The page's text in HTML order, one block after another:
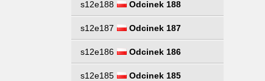
s12e188 Odcinek 188
s12e187 Odcinek 187
s12e186 Odcinek 186
s12e185 Odcinek 185